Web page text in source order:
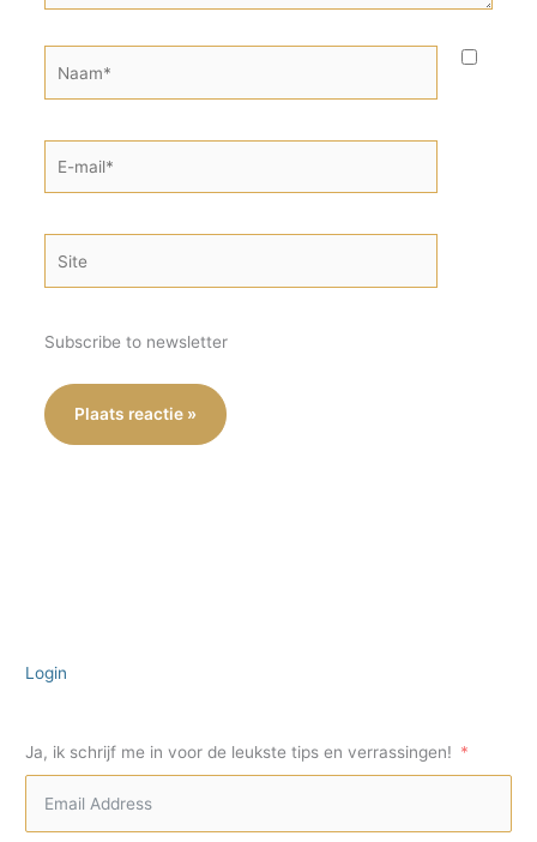
mail*
Subscribe to newsletter
Login
Ja, ik schrijf me in voor de leukste tips en verrassingen!